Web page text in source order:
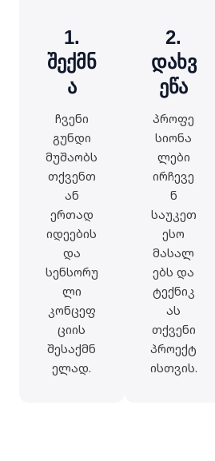
1.
შექმნ
ა
ჩვენი
გუნდი
მუშაობს
თქვენთ
ან
ერთად
იდეების
და
სენსორუ
ლი
კონცეფ
ციის
შესაქმნ
ელად.
2.
დახვ
ეწა
პროფე
სიონა
ლები
ირჩევე
ნ
საუკეთ
ესო
მასალ
ებს და
ტექნიკ
ას
თქვენი
პროექტ
ისთვის.